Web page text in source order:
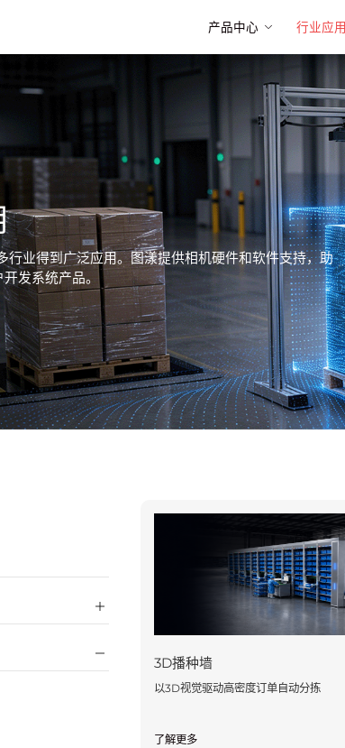
产品中心 行业应用
行业得到广泛应用。图漾提供相机硬件和软件支持，助
发系统产品。
3D播种墙
以3D视觉驱动高密度订单自动分拣
了解更多